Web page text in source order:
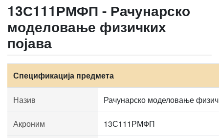
13С111РМФП - Рачунарско
моделовање физичких
појава
Спецификација предмета
Назив Рачунарско моделовање
Акроним 13С111РМФП